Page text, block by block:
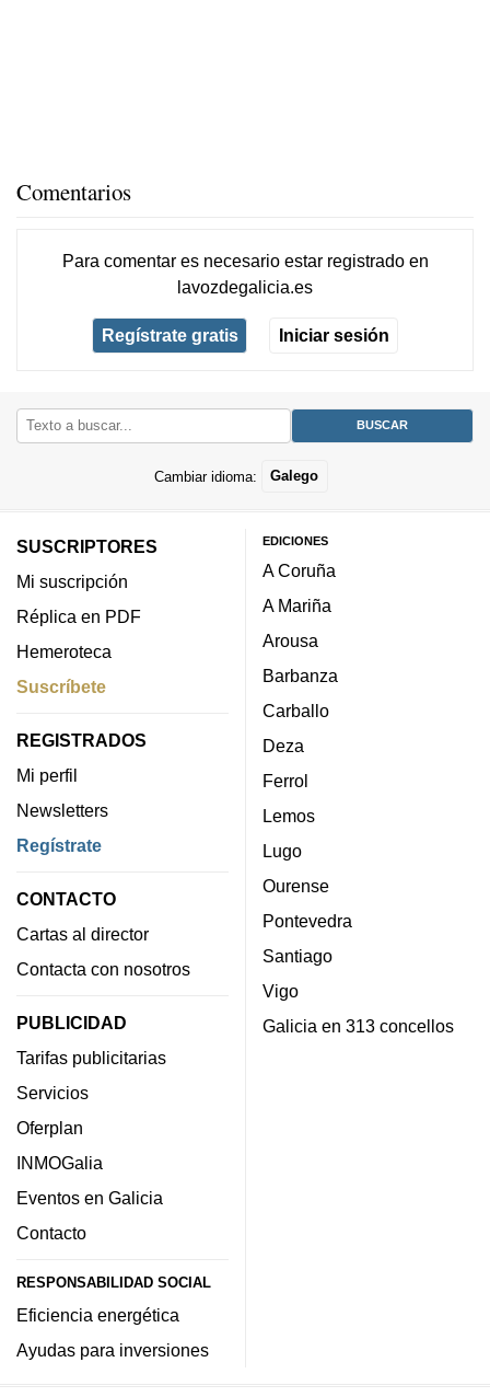
Comentarios
Para comentar es necesario estar registradoen
lavozdegalicia.es
Regístrate gratis Iniciar sesión
Cambiar idioma: Galego
SUSCRIPTORES
Mi suscripción
Réplica en PDF
Hemeroteca
Suscríbete
REGISTRADOS
Mi perfil
Newsletters
Regístrate
CONTACTO
Cartas al director
Contacta con nosotros
PUBLICIDAD
Tarifas publicitarias
Servicios
Oferplan
INMOGalia
Eventos en Galicia
Contacto
RESPONSABILIDAD SOCIAL
Eficiencia energética
Ayudas para inversiones
EDICIONES
A Coruña
A Mariña
Arousa
Barbanza
Carballo
Deza
Ferrol
Lemos
Lugo
Ourense
Pontevedra
Santiago
Vigo
Galicia en 313 concellos